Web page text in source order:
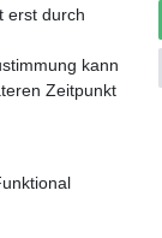
erst durch
kann
Zeitpunkt